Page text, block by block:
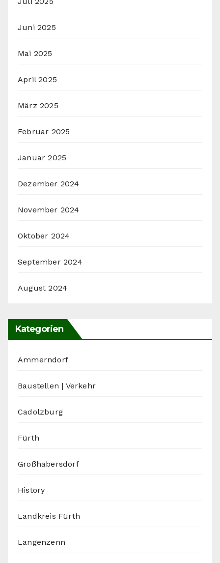
Juni 2025
Mai 2025
April 2025
März 2025
Februar 2025
Januar 2025
Dezember 2024
November 2024
Oktober 2024
September 2024
August 2024
Kategorien
Ammerndorf
Baustellen | Verkehr
Cadolzburg
Fürth
Großhabersdorf
History
Landkreis Fürth
Langenzenn